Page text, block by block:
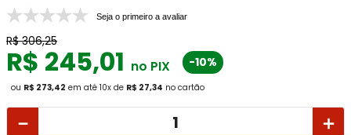
Seja o primeiro a avaliar
R$ 306,25
R$ 245,01 no PIX -10%
ou R$ 273,42 em até 10x de R$ 27,34 no cartão
＋
－